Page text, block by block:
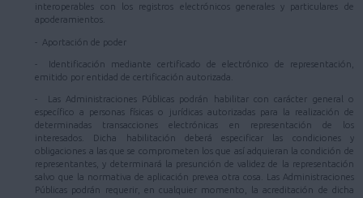
interoperables con los registros electrónicos generales y particulares de
apoderamientos.
- Aportación de poder
- Identificación mediante certificado de electrónico de representación,
emitido por entidad de certificación autorizada.
- Las Administraciones Públicas podrán habilitar con carácter general o
específico a personas físicas o jurídicas autorizadas para la realización de
determinadas transacciones electrónicas en representación de los
interesados. Dicha habilitación deberá especificar las condiciones y
obligaciones a las que se comprometen los que así adquieran la condición de
representantes, y determinará la presunción de validez de la representación
salvo que la normativa de aplicación prevea otra cosa. Las Administraciones
Públicas podrán requerir, en cualquier momento, la acreditación de dicha